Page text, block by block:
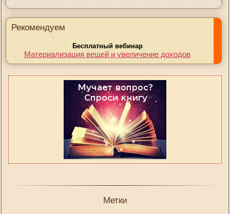
Рекомендуем
Бесплатный вебинар
Материализация вещей и увеличение доходов
Метки